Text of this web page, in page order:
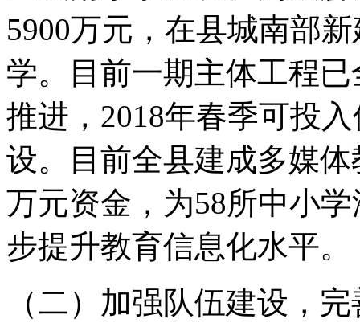
5900万元，在县城南部
学。目前一期主体工程
推进，2018年春季可投
设。目前全县建成多媒体
万元资金，为58所中小
步提升教育信息化水平。
（二）加强队伍建设，